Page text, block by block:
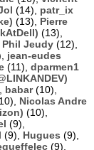
(14), patr_ix
(13), Pierre
(13),
Phil Jeudy (12),
jean-eudes
(11), dparmen1
babar(10),
Nicolas Andre
(10),
(9),
(9), Hugues (9),
(9),